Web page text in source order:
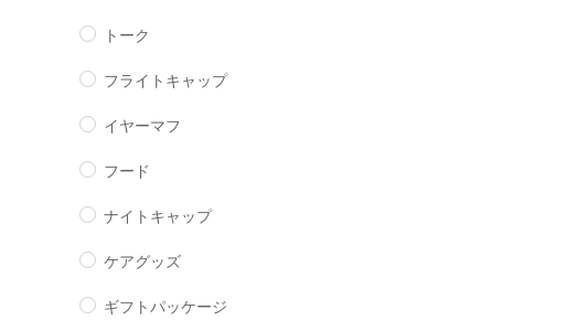
トーク
フライトキャップ
イヤーマフ
フード
ナイトキャップ
ケアグッズ
ギフトパッケージ